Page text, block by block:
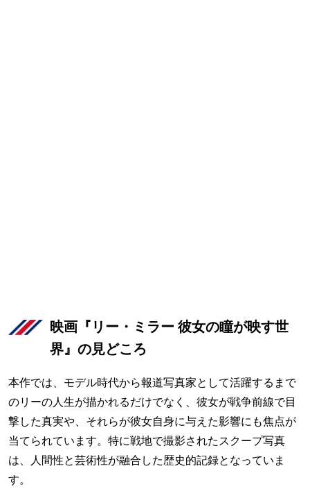
映画『リー・ミラー 彼女の瞳が映す世
界』の見どころ
本作では、モデル時代から報道写真家として活躍するまで
のリーの人生が描かれるだけでなく、彼女が戦争前線で目
撃した真実や、それらが彼女自身に与えた影響にも焦点が
当てられています。特に戦地で撮影されたスクープ写真
は、人間性と芸術性が融合した歴史的記録となっていま
す。